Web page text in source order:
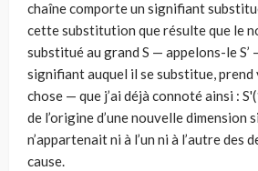
chaîne comporte un signifiant
cette substitution que résulte que le
substitué au grand S — appelons-le S’
signifiant auquel il se substitue, prend
chose — que j’ai déjà connoté ainsi :
de l’origine d’une nouvelle dimension
n’appartenait ni à l’un ni à l’autre des
cause.